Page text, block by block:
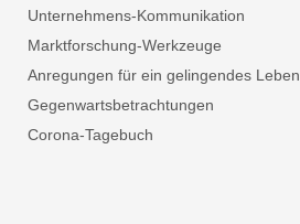
Unternehmens-Kommunikation
Marktforschung-Werkzeuge
Anregungen für ein gelingendes Leben
Gegenwartsbetrachtungen
Corona-Tagebuch